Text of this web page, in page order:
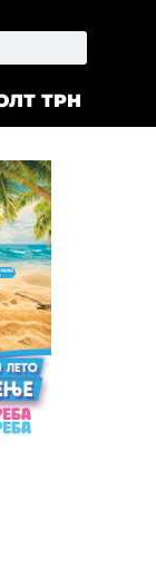
ТРН